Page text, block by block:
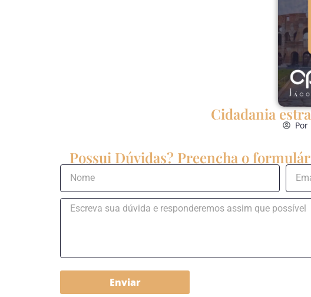
Cidadania
Por
Possui Dúvidas? Preencha o
Enviar